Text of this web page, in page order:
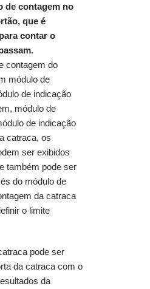
de contagem no
, que é
contar o
contagem do
módulo de
de indicação
módulo de
de indicação
catraca, os
ser exibidos
também pode ser
do módulo de
da catraca
o limite
pode ser
da catraca com o
da